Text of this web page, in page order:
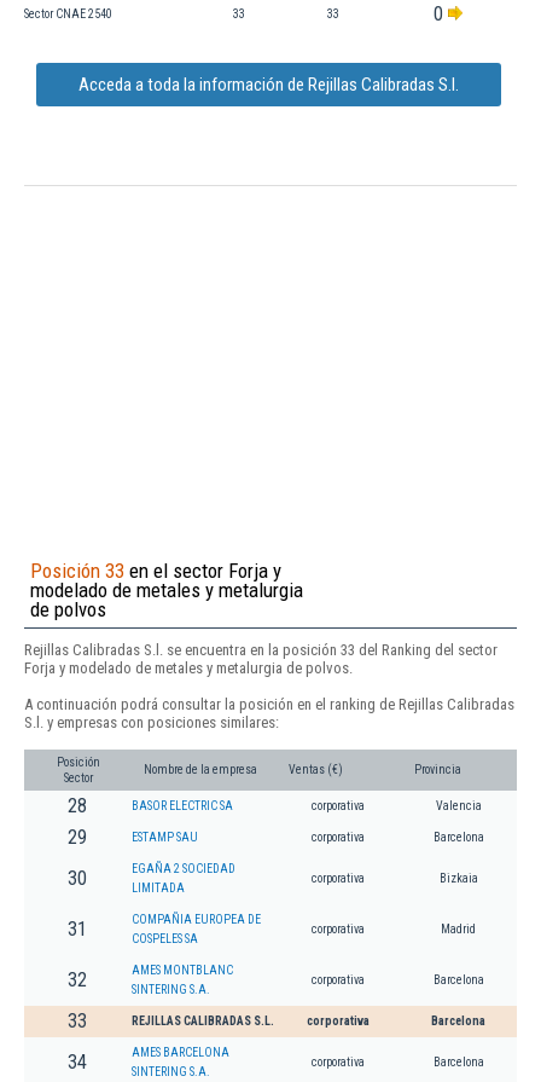
Sector CNAE 2540 33 33 0
Acceda a toda la información de Rejillas Calibradas S.l.
Posición 33 en el sector Forja y
modelado de metales y metalurgia
de polvos
Rejillas Calibradas S.l. se encuentra en la posición 33 del Ranking del sector
Forja y modelado de metales y metalurgia de polvos.
A continuación podrá consultar la posición en el ranking de Rejillas Calibradas
S.l. y empresas con posiciones similares:
Posición
Sector
Nombre de la empresa Ventas (€) Provincia
28 BASOR ELECTRIC SA corporativa Valencia
29 ESTAMP SAU corporativa Barcelona
30
EGAÑA 2 SOCIEDAD
LIMITADA
corporativa Bizkaia
31
COMPAÑIA EUROPEA DE
COSPELES SA
corporativa Madrid
32
AMES MONTBLANC
SINTERING S.A.
corporativa Barcelona
33 REJILLAS CALIBRADAS S.L. corporativa Barcelona
34
AMES BARCELONA
SINTERING S.A.
corporativa Barcelona